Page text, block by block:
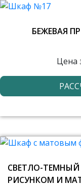
БЕЖЕВАЯ
Цена
СВЕТЛО-
РИСУНКОМ И